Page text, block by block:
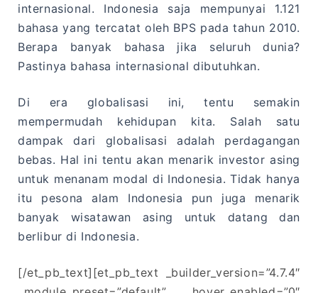
internasional. Indonesia saja mempunyai 1.121
bahasa yang tercatat oleh BPS pada tahun 2010.
Berapa banyak bahasa jika seluruh dunia?
Pastinya bahasa internasional dibutuhkan.
Di era globalisasi ini, tentu semakin
mempermudah kehidupan kita. Salah satu
dampak dari globalisasi adalah perdagangan
bebas. Hal ini tentu akan menarik investor asing
untuk menanam modal di Indonesia. Tidak hanya
itu pesona alam Indonesia pun juga menarik
banyak wisatawan asing untuk datang dan
berlibur di Indonesia.
[/et_pb_text][et_pb_text _builder_version=”4.7.4″